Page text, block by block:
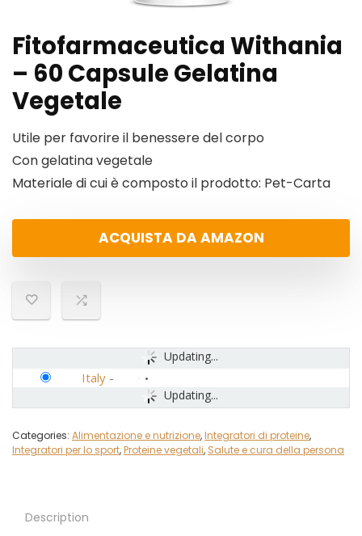
Fitofarmaceutica Withania
– 60 Capsule Gelatina
Vegetale
Utile per favorire il benessere del corpo
Con gelatina vegetale
Materiale di cui è composto il prodotto: Pet-Carta
ACQUISTA DA AMAZON
Updating...
Updating...
Italy -
Categories: Alimentazione e nutrizione,Integratori di proteine,
Integratori per lo sport,Proteine vegetali, Salute e cura della persona
Description